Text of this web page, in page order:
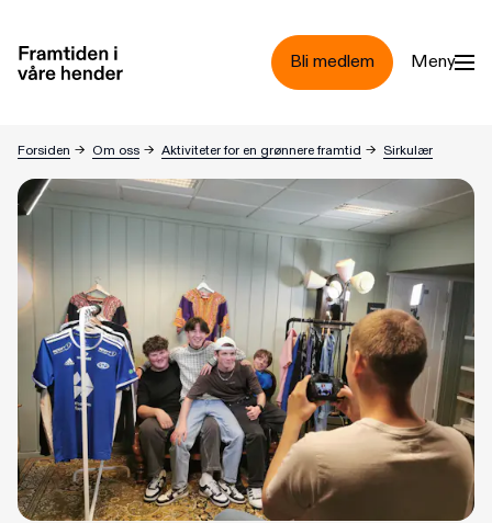
Bli medlem Meny
Forsiden → Om oss → Aktiviteter for en grønnere framtid → Sirkulær
Infoside for Sirkulær 24/25